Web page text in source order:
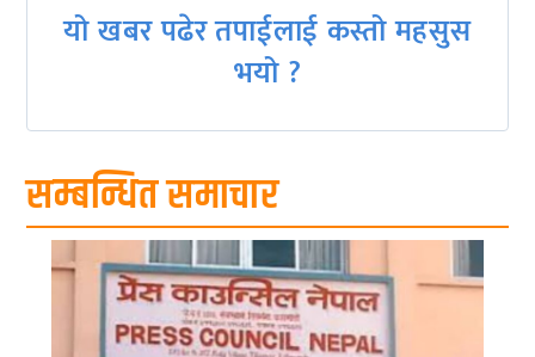
यो खबर पढेर तपाईलाई कस्तो महसुस
भयो ?
सम्बन्धित समाचार